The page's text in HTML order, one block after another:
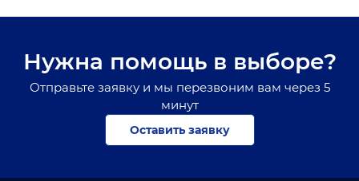
Нужна помощь в выборе?
Отправьте заявку и мы перезвоним вам через 5
минут
Оставить заявку